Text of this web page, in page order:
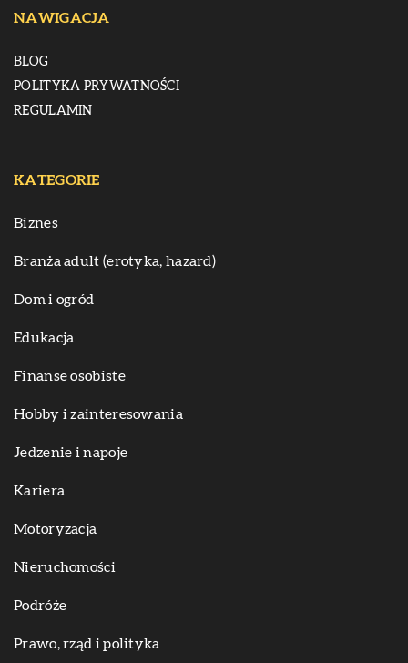
NAWIGACJA
BLOG
POLITYKA PRYWATNOŚCI
REGULAMIN
KATEGORIE
Biznes
Branża adult (erotyka, hazard)
Dom i ogród
Edukacja
Finanse osobiste
Hobby i zainteresowania
Jedzenie i napoje
Kariera
Motoryzacja
Nieruchomości
Podróże
Prawo, rząd i polityka